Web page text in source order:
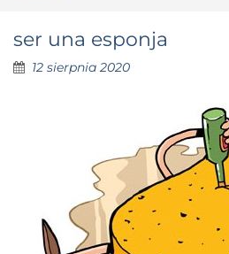
ser una esponja
12 sierpnia 2020